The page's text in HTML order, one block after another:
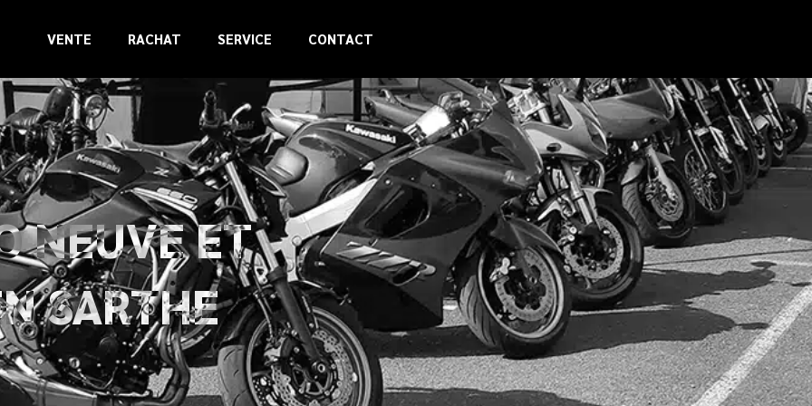
VENTE RACHAT SERVICE CONTACT
NEUVE ET
SARTHE